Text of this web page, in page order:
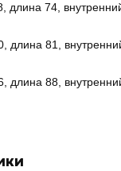
длина 74,
длина 81,
длина 88,